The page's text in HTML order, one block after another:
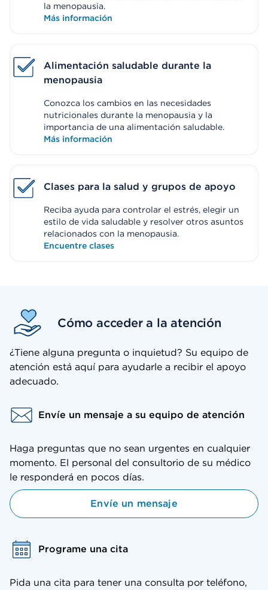
la menopausia.
Más información
Alimentación saludable durante la
menopausia
Conozca los cambios en las necesidades
nutricionales durante la menopausia y la
importancia de una alimentación saludable.
Más información
Clases para la salud y grupos de apoyo
Reciba ayuda para controlar el estrés, elegir un
estilo de vida saludable y resolver otros asuntos
relacionados con la menopausia.
Encuentre clases
Cómo acceder a la atención
¿Tiene alguna pregunta o inquietud? Su equipo de
atención está aquí para ayudarle a recibir el apoyo
adecuado.
Envíe un mensaje a su equipo de atención
Haga preguntas que no sean urgentes en cualquier
momento. El personal del consultorio de su médico
le responderá en pocos días.
Envíe un mensaje
Programe una cita
Pida una cita para tener una consulta por teléfono,